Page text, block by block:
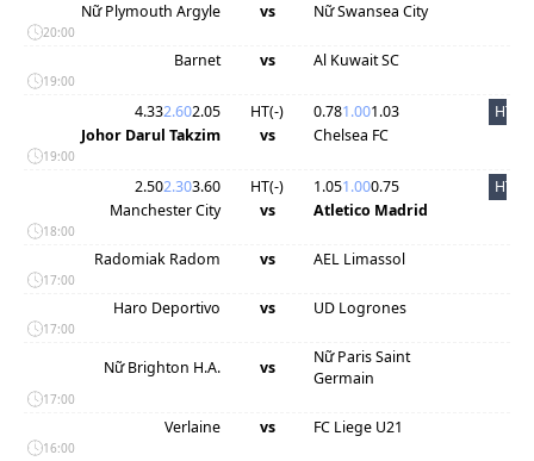
Nữ Plymouth Argyle vs Nữ Swansea City
20:00
Barnet vs Al Kuwait SC
19:00
4.332.602.05 HT(-) 0.781.001.03
HT
Johor Darul Takzim
vs Chelsea FC
19:00
2.502.303.60 HT(-) 1.051.000.75
HT
Manchester City
vs Atletico Madrid
18:00
Radomiak Radom vs AEL Limassol
17:00
Haro Deportivo vs UD Logrones
17:00
Nữ Brighton H.A. vs
Nữ Paris Saint
Germain
17:00
Verlaine vs FC Liege U21
16:00